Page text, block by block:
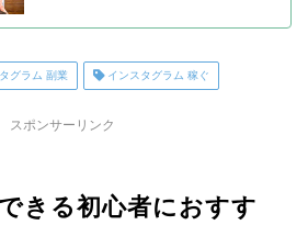
グラム 副業 インスタグラム 稼ぐ
スポンサーリンク
きる初心者におすす